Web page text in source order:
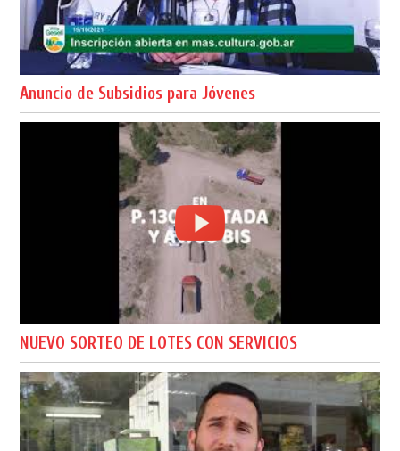
Anuncio de Subsidios para Jóvenes
NUEVO SORTEO DE LOTES CON SERVICIOS